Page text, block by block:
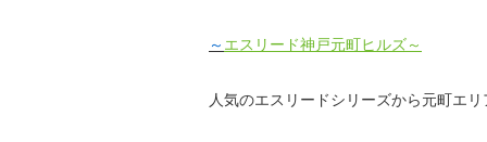
～ エスリード神戸元町ヒルズ～
人気のエスリードシリーズから元町エ